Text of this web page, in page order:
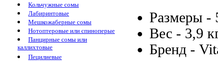
Кольчужные сомы
Лабиринтовые
Мешкожаберные сомы
Нотоптеровые или спиноперые
Панцирные сомы или
каллихтовые
Пецилиевые
Размеры -
Вес - 3,9
Бренд -